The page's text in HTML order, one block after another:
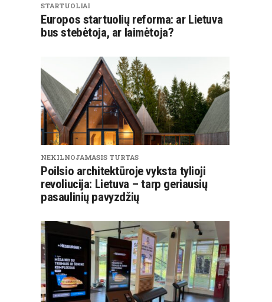
STARTUOLIAI
Europos startuolių reforma: ar Lietuva
bus stebėtoja, ar laimėtoja?
NEKILNOJAMASIS TURTAS
Poilsio architektūroje vyksta tylioji
revoliucija: Lietuva – tarp geriausių
pasaulinių pavyzdžių